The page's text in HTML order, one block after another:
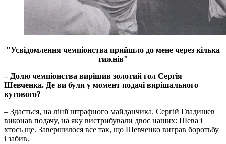
"Усвідомлення чемпіонства прийшло до мене через кілька
тижнів"
– Долю чемпіонства вирішив золотий гол Сергія
Шевченка. Де ви були у момент подачі вирішального
кутового?
– Здається, на лінії штрафного майданчика. Сергій Гладишев
виконав подачу, на яку вистрибували двоє наших: Шева і
хтось ще. Завершилося все так, що Шевченко виграв боротьбу
і забив.